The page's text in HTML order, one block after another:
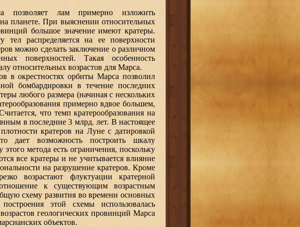
позволяет лам примерно изложить
планете. При выяснении относительных
большое значение имеют кратеры.
распределяется на ее поверхности
можно сделать заключение о различном
поверхностей. Такая особенность
относительных возрастов для Марса.
в окрестностях орбиты Марса позволил
бомбардировки в течение последних
любого размера (начиная с нескольких
примерно вдвое большем,
что темп кратерообразования на
в последние 3 млрд. лет. В настоящее
кратеров на Луне с датировкой
дает возможность построить шкалу
метода есть ограничения, поскольку
все кратеры и не учитывается влияние
на разрушение кратеров. Кроме
возрастают флуктуации кратерной
к существующим возрастным
схему развития во времени основных
этой схемы использовалась
геологических провинций Марса
объектов.